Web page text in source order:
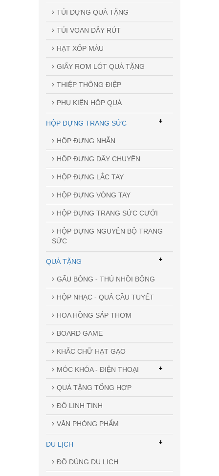
TÚI ĐỰNG QUÀ TẶNG
TÚI VOAN DÂY RÚT
HẠT XỐP MÀU
GIẤY RƠM LÓT QUÀ TẶNG
THIỆP THÔNG ĐIỆP
PHỤ KIỆN HỘP QUÀ
HỘP ĐỰNG TRANG SỨC
HỘP ĐỰNG NHẪN
HỘP ĐỰNG DÂY CHUYỀN
HỘP ĐỰNG LẮC TAY
HỘP ĐỰNG VÒNG TAY
HỘP ĐỰNG TRANG SỨC CƯỚI
HỘP ĐỰNG NGUYÊN BỘ TRANG
SỨC
+
QUÀ TẶNG
GẤU BÔNG - THÚ NHỒI BÔNG
HỘP NHẠC - QUẢ CẦU TUYẾT
HOA HỒNG SÁP THƠM
BOARD GAME
KHẮC CHỮ HẠT GẠO
MÓC KHÓA - ĐIỆN THOẠI +
QUÀ TẶNG TỔNG HỢP
ĐỒ LINH TINH
VĂN PHÒNG PHẨM
+
DU LỊCH
ĐỒ DÙNG DU LỊCH
+